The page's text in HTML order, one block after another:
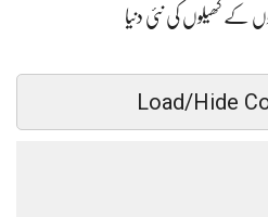
کے کھیلوں کی نئی دنیا
Load/Hide